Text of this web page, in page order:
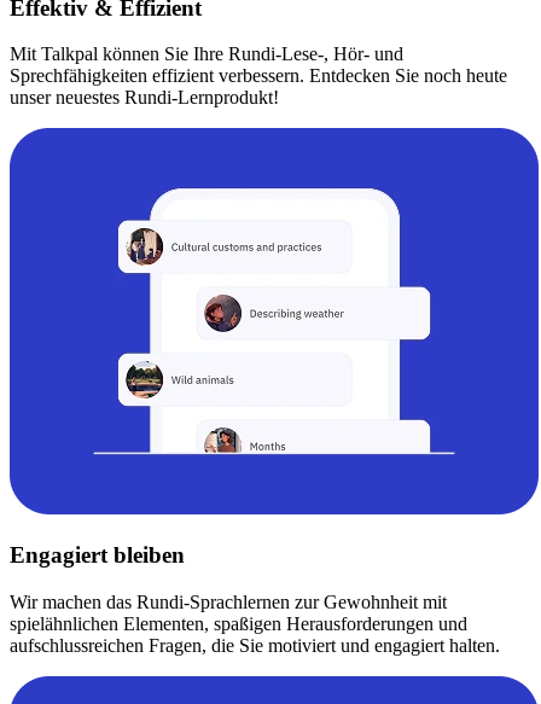
Effektiv & Effizient
Mit Talkpal können Sie Ihre Rundi-Lese-, Hör- und
Sprechfähigkeiten effizient verbessern. Entdecken Sie noch heute
unser neuestes Rundi-Lernprodukt!
Engagiert bleiben
Wir machen das Rundi-Sprachlernen zur Gewohnheit mit
spielähnlichen Elementen, spaßigen Herausforderungen und
aufschlussreichen Fragen, die Sie motiviert und engagiert halten.